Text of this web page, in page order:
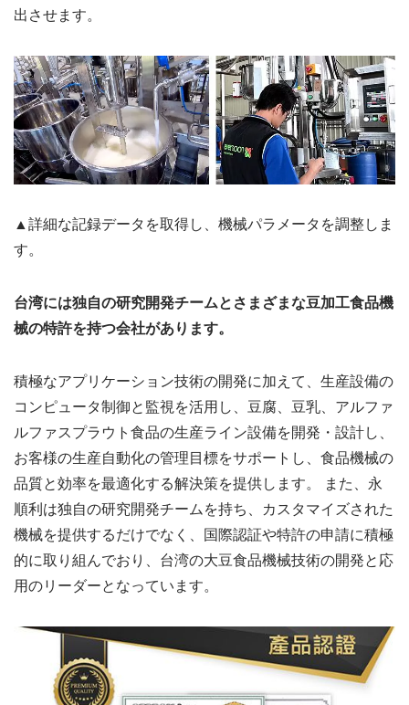
出させます。
▲詳細な記録データを取得し、機械パラメータを調整しま
す。
台湾には独自の研究開発チームとさまざまな豆加工食品機
械の特許を持つ会社があります。
積極なアプリケーション技術の開発に加えて、生産設備の
コンピュータ制御と監視を活用し、豆腐、豆乳、アルファ
ルファスプラウト食品の生産ライン設備を開発・設計し、
お客様の生産自動化の管理目標をサポートし、食品機械の
品質と効率を最適化する解決策を提供します。 また、永
順利は独自の研究開発チームを持ち、カスタマイズされた
機械を提供するだけでなく、国際認証や特許の申請に積極
的に取り組んでおり、台湾の大豆食品機械技術の開発と応
用のリーダーとなっています。